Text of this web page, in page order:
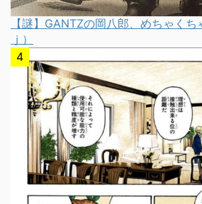
【謎】GANTZの岡八郎、めちゃく
ｊ）